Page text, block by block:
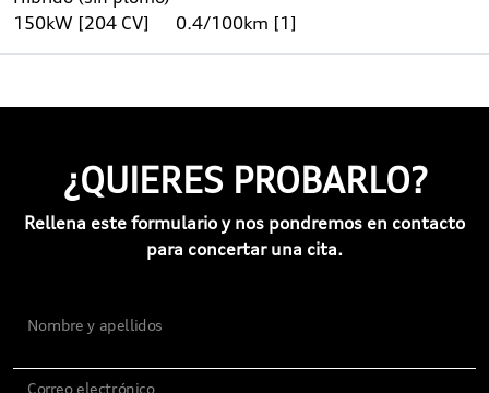
150kW [204 CV]
0.4/100km [1]
¿QUIERES PROBARLO?
Rellena este formulario y nos pondremos en contacto
para concertar una cita.
Nombre y apellidos
Correo electrónico